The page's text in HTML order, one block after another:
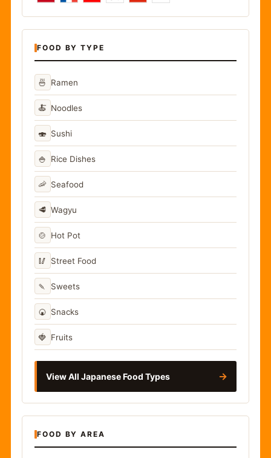
FOOD BY TYPE
🍜 Ramen
🍝 Noodles
🍣 Sushi
🍚 Rice Dishes
🦐 Seafood
🥩 Wagyu
🍲 Hot Pot
🥢 Street Food
🍡 Sweets
🍘 Snacks
🍓 Fruits
View All Japanese Food Types →
FOOD BY AREA